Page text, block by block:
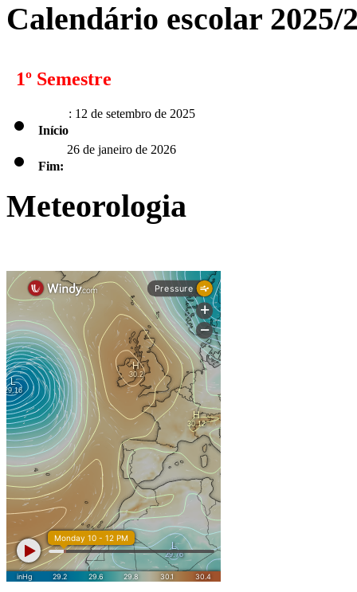
Calendário escolar 2025/
1º Semestre
Início: 12 de setembro de 2025
Fim: 26 de janeiro de 2026
2º Semestre
Fim:
5 de junhode 2026 para os alunos dos 9.º, 11.º e 12.º anos;
12 de junhode 2026 para os alunos dos 5.º, 6º, 7.º, 8.º e 10.º
30 de junho de 2026 – Pré-escolar e 1o ciclo;
CEF e Cursos Profissionais em conformidade com o
Interrupções
1ª: de 20 a 21 de novembro de 2025 >
2ª: de 22 de dezembro de 2025 a 2 de janeiro de 2026 >
Meteorologia